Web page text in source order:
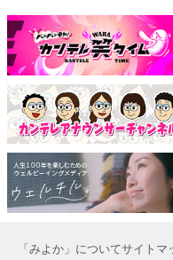
「みよか」についてサイトマ